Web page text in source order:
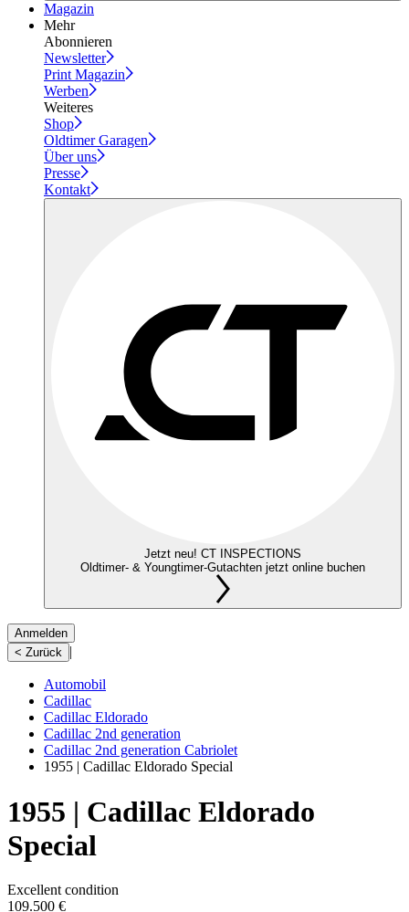
Magazin
Mehr
Abonnieren
Newsletter
Print Magazin
Werben
Weiteres
Shop
Oldtimer Garagen
Über uns
Presse
Kontakt
Jetzt neu! CT INSPECTIONS
Oldtimer- & Youngtimer-Gutachten jetzt online buchen
Anmelden
< Zurück |
Automobil
Cadillac
Cadillac Eldorado
Cadillac 2nd generation
Cadillac 2nd generation Cabriolet
1955 | Cadillac Eldorado Special
1955 | Cadillac Eldorado
Special
Excellent condition
109.500 €